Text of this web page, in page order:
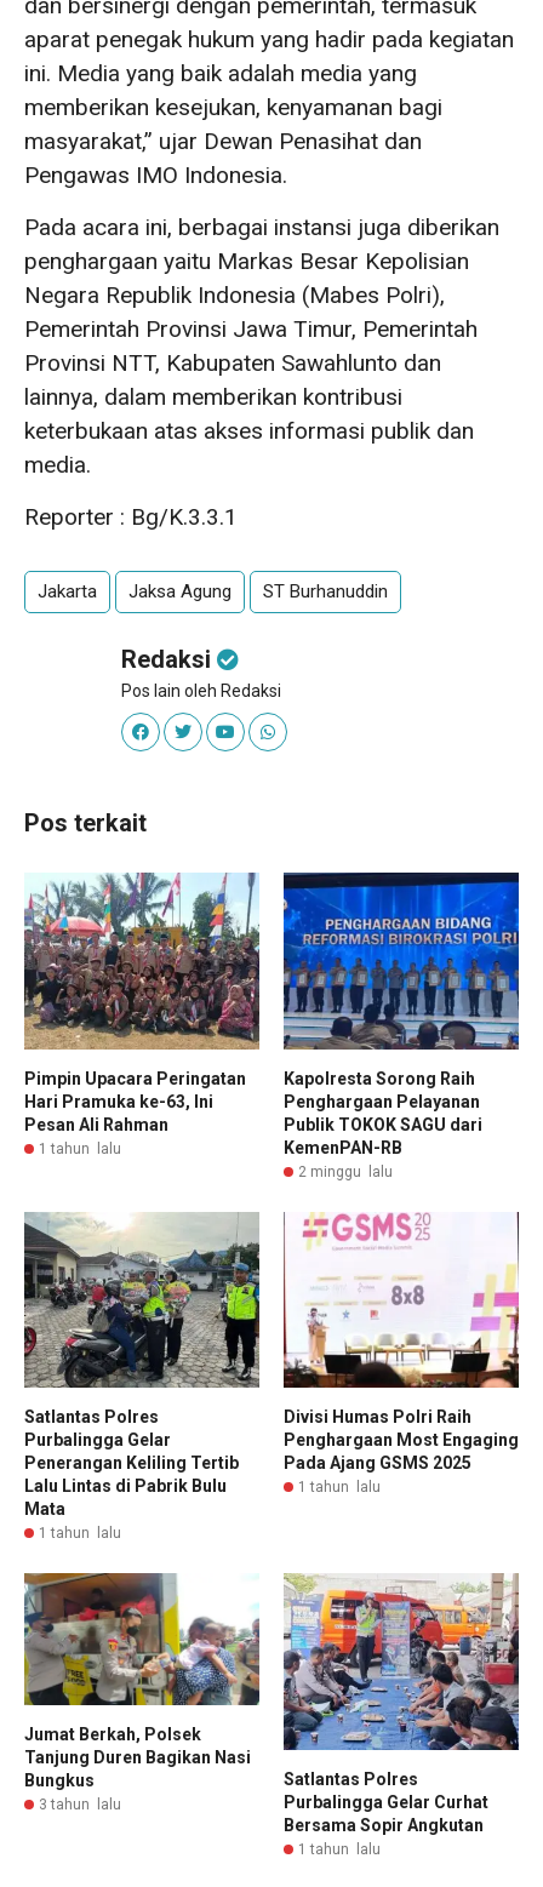
dan bersinergi dengan pemerintah, termasuk
aparat penegak hukum yang hadir pada kegiatan
ini. Media yang baik adalah media yang
memberikan kesejukan, kenyamanan bagi
masyarakat,” ujar Dewan Penasihat dan
Pengawas IMO Indonesia.
Pada acara ini, berbagai instansi juga diberikan
penghargaan yaitu Markas Besar Kepolisian
Negara Republik Indonesia (Mabes Polri),
Pemerintah Provinsi Jawa Timur, Pemerintah
Provinsi NTT, Kabupaten Sawahlunto dan
lainnya, dalam memberikan kontribusi
keterbukaan atas akses informasi publik dan
media.
Reporter : Bg/K.3.3.1
Jakarta Jaksa Agung ST Burhanuddin
Redaksi
Pos lain oleh Redaksi
Pos terkait
Pimpin Upacara Peringatan
Hari Pramuka ke-63, Ini
Pesan Ali Rahman
1 tahun lalu
Kapolresta Sorong Raih
Penghargaan Pelayanan
Publik TOKOK SAGU dari
KemenPAN-RB
2 minggu lalu
Satlantas Polres
Purbalingga Gelar
Penerangan Keliling Tertib
Lalu Lintas di Pabrik Bulu
Mata
1 tahun lalu
Divisi Humas Polri Raih
Penghargaan Most Engaging
Pada Ajang GSMS 2025
1 tahun lalu
Jumat Berkah, Polsek
Tanjung Duren Bagikan Nasi
Bungkus
3 tahun lalu
Satlantas Polres
Purbalingga Gelar Curhat
Bersama Sopir Angkutan
1 tahun lalu